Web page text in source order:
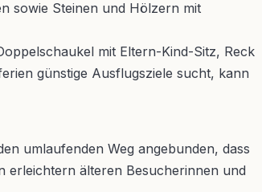
sowie Steinen und Hölzern mit
mit Eltern-Kind-Sitz, Reck
günstige Ausflugsziele sucht, kann
umlaufenden Weg angebunden, dass
erleichtern älteren Besucherinnen und